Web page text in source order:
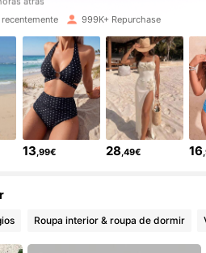
999K+ Repurchase
13,99€ 28,49€ 16
Roupa interior & roupa de dormir